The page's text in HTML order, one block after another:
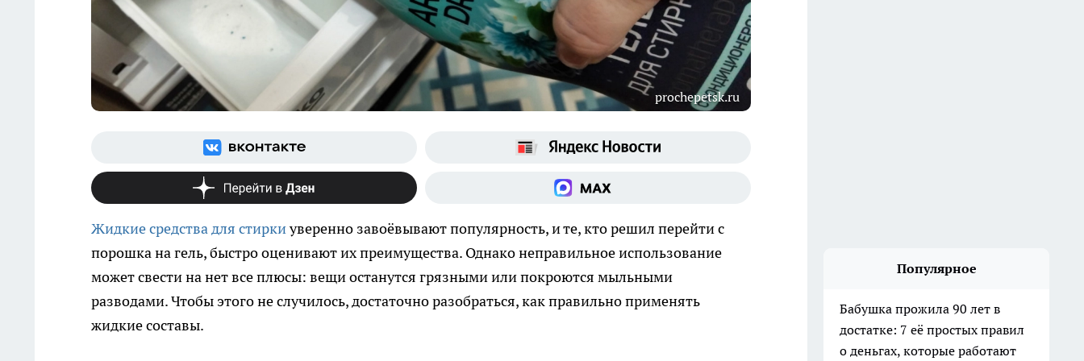
prochepetsk.ru
Жидкие средства для стиркиуверенно завоёвывают популярность, и те, кто решил перейти с
порошка на гель, быстро оценивают их преимущества. Однако неправильное использование
может свести на нет все плюсы: вещи останутся грязными или покроются мыльными
разводами. Чтобы этого не случилось, достаточно разобраться, как правильно применять
жидкие составы.
Популярное
Бабушка прожила 90 лет в
достатке: 7 её простых правил
о деньгах, которые работают